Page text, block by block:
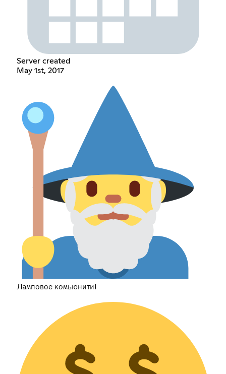
Server created
May 1st, 2017
Ламповое комьюнити!